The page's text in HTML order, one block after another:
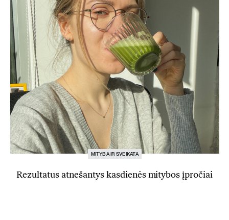
MITYBA IR SVEIKATA
Rezultatus atnešantys kasdienės mitybos įpročiai